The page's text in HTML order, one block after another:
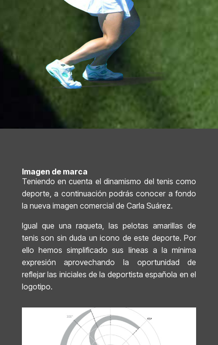
Imagen de marca
Teniendo en cuenta el dinamismo del tenis como
deporte, a continuación podrás conocer a fondo
la nueva imagen comercial de Carla Suárez.
Igual que una raqueta, las pelotas amarillas de
tenis son sin duda un icono de este deporte. Por
ello hemos simplificado sus líneas a la mínima
expresión aprovechando la oportunidad de
reflejar las iniciales de la deportista española en el
logotipo.